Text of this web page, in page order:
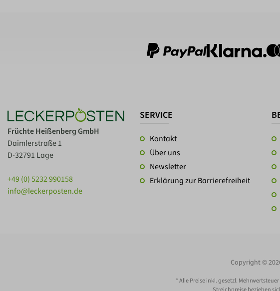
Früchte Heißenberg GmbH
Daimlerstraße 1
D-32791 Lage
+49 (0) 5232 990158
info@leckerposten.de
SERVICE
Kontakt
Über uns
Newsletter
Erklärung zur Barrierefreiheit
Copyright ©
* Alle Preise inkl. gesetzl. Mehrwertsteuer